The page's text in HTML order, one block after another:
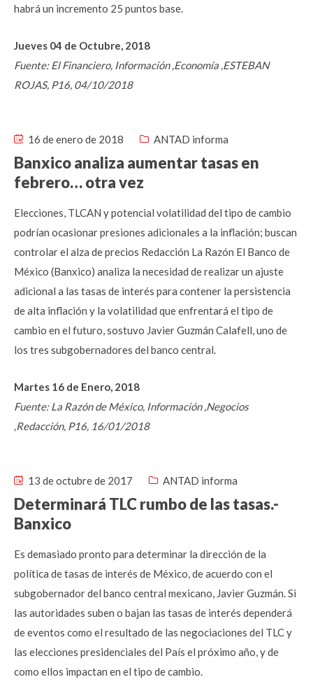
habrá un incremento 25 puntos base.
Jueves 04 de Octubre, 2018
Fuente: El Financiero, Información ,Economía ,ESTEBAN
ROJAS, P16, 04/10/2018
16 de enero de 2018 ANTAD informa
Banxico analiza aumentar tasas en
febrero… otra vez
Elecciones, TLCAN y potencial volatilidad del tipo de cambio
podrían ocasionar presiones adicionales a la inflación; buscan
controlar el alza de precios Redacción La Razón El Banco de
México (Banxico) analiza la necesidad de realizar un ajuste
adicional a las tasas de interés para contener la persistencia
de alta inflación y la volatilidad que enfrentará el tipo de
cambio en el futuro, sostuvo Javier Guzmán Calafell, uno de
los tres subgobernadores del banco central.
Martes 16 de Enero, 2018
Fuente: La Razón de México, Información ,Negocios
,Redacción, P16, 16/01/2018
13 de octubre de 2017 ANTAD informa
Determinará TLC rumbo de las tasas.-
Banxico
Es demasiado pronto para determinar la dirección de la
política de tasas de interés de México, de acuerdo con el
subgobernador del banco central mexicano, Javier Guzmán. Si
las autoridades suben o bajan las tasas de interés dependerá
de eventos como el resultado de las negociaciones del TLC y
las elecciones presidenciales del País el próximo año, y de
como ellos impactan en el tipo de cambio.